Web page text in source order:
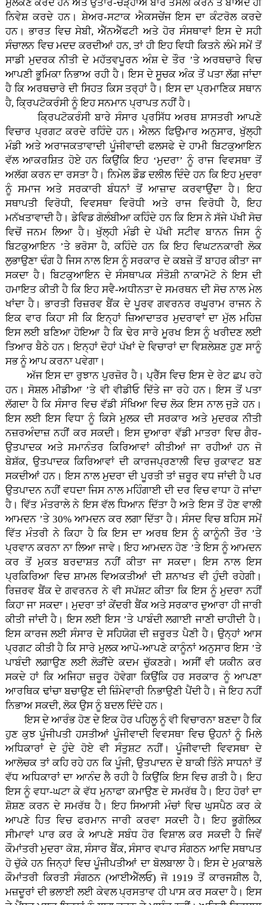
ਮੁਲੰਕਣ ਕਰਦੇ ਹਨ ਅਤੇ ਉਤਾਰ-ਚੜ੍ਹਾਅ ਬਾਰੇ ਤਸੱਲੀ ਕਰਨ ਤੋਂ ਬਾਅਦ ਹੀ
ਨਿਵੇਸ਼ ਕਰਦੇ ਹਨ। ਸ਼ੇਅਰ-ਸਟਾਕ ਐਕਸਚੇਂਜ ਇਸ ਦਾ ਕੰਟਰੋਲ ਕਰਦੇ
ਹਨ। ਭਾਰਤ ਵਿਚ ਸੇਬੀ, ਐੱਨਐੱਫਟੀ ਅਤੇ ਹੋਰ ਸੰਸਥਾਵਾਂ ਇਸ ਦੇ ਸਹੀ
ਸੰਚਾਲਨ ਵਿਚ ਮਦਦ ਕਰਦੀਆਂ ਹਨ, ਤਾਂ ਹੀ ਇਹ ਵਿਧੀ ਕਿਤਨੇ ਲੰਮੇ ਸਮੇਂ ਤੋਂ
ਸਾਡੀ ਮੁਦਰਕ ਨੀਤੀ ਦੇ ਮਹੱਤਵਪੂਰਨ ਅੰਸ਼ ਦੇ ਤੌਰ ’ਤੇ ਅਰਥਚਾਰੇ ਵਿਚ
ਆਪਣੀ ਭੂਮਿਕਾ ਨਿਭਾਅ ਰਹੀ ਹੈ। ਇਸ ਦੇ ਸੂਚਕ ਅੰਕ ਤੋਂ ਪਤਾ ਲੱਗ ਜਾਂਦਾ
ਹੈ ਕਿ ਅਰਥਚਾਰੇ ਦੀ ਸਿਹਤ ਕਿਸ ਤਰ੍ਹਾਂ ਹੈ। ਇਸ ਦਾ ਪ੍ਰਮਾਣਿਕ ਸਥਾਨ
ਹੈ, ਕ੍ਰਿਪਟੋਕਰੰਸੀ ਨੂੰ ਇਹ ਸਨਮਾਨ ਪ੍ਰਾਪਤ ਨਹੀਂ ਹੈ।
ਕ੍ਰਿਪਟੋਕਰੰਸੀ ਬਾਰੇ ਸੰਸਾਰ ਪ੍ਰਸਿੱਧ ਅਰਥ ਸ਼ਾਸਤਰੀ ਆਪਣੇ
ਵਿਚਾਰ ਪ੍ਰਗਟ ਕਰਦੇ ਰਹਿੰਦੇ ਹਨ। ਐਲਨ ਫਿਉਮਾਰ ਅਨੁਸਾਰ, ਖੁੱਲ੍ਹੀ
ਮੰਡੀ ਅਤੇ ਅਰਾਜਕਤਾਵਾਦੀ ਪੂੰਜੀਵਾਦੀ ਫਲਸਫੇ ਦੇ ਹਾਮੀ ਬਿਟਕੁਆਇਨ
ਵੱਲ ਆਕਰਸ਼ਿਤ ਹੋਏ ਹਨ ਕਿਉਂਕਿ ਇਹ ‘ਮੁਦਰਾ’ ਨੂੰ ਰਾਜ ਵਿਵਸਥਾ ਤੋਂ
ਅਲੱਗ ਕਰਨ ਦਾ ਰਸਤਾ ਹੈ। ਨਿਮੇਲ ਡੌਡ ਦਲੀਲ ਦਿੰਦੇ ਹਨ ਕਿ ਇਹ ਮੁਦਰਾ
ਨੂੰ ਸਮਾਜ ਅਤੇ ਸਰਕਾਰੀ ਬੰਧਨਾਂ ਤੋਂ ਆਜ਼ਾਦ ਕਰਵਾਉਂਦਾ ਹੈ। ਇਹ
ਸਥਾਪਤੀ ਵਿਰੋਧੀ, ਵਿਵਸਥਾ ਵਿਰੋਧੀ ਅਤੇ ਰਾਜ ਵਿਰੋਧੀ ਹੈ, ਇਹ
ਮਨੱਖਤਾਵਾਦੀ ਹੈ। ਡੇਵਿਡ ਗੋਲੰਬੀਆ ਕਹਿੰਦੇ ਹਨ ਕਿ ਇਸ ਨੇ ਸੱਜੇ ਪੱਖੀ ਸੋਚ
ਵਿਚੋਂ ਜਨਮ ਲਿਆ ਹੈ। ਖੁੱਲ੍ਹੀ ਮੰਡੀ ਦੇ ਪੱਖੀ ਸਟੀਵ ਬਾਨਨ ਜਿਸ ਨੂੰ
ਬਿਟਕੁਆਇਨ ’ਤੇ ਭਰੋਸਾ ਹੈ, ਕਹਿੰਦੇ ਹਨ ਕਿ ਇਹ ਵਿਘਟਨਕਾਰੀ ਲੋਕ
ਲੁਭਾਉਣਾ ਢੰਗ ਹੈ ਜਿਸ ਨਾਲ ਇਸ ਨੂੰ ਸਰਕਾਰ ਦੇ ਕਬਜ਼ੇ ਤੋਂ ਬਾਹਰ ਕੀਤਾ ਜਾ
ਸਕਦਾ ਹੈ। ਬਿਟਕੁਆਇਨ ਦੇ ਸੰਸਥਾਪਕ ਸੰਤੋਸ਼ੀ ਨਾਕਾਮੋਟੋ ਨੇ ਇਸ ਦੀ
ਹਮਾਇਤ ਕੀਤੀ ਹੈ ਕਿ ਇਹ ਸਵੈ-ਅਧੀਨਤਾ ਦੇ ਸਮਰਥਨ ਦੀ ਸੋਚ ਨਾਲ ਮੇਲ
ਖਾਂਦਾ ਹੈ। ਭਾਰਤੀ ਰਿਜ਼ਰਵ ਬੈਂਕ ਦੇ ਪੂਰਵ ਗਵਰਨਰ ਰਘੂਰਾਮ ਰਾਜਨ ਨੇ
ਇਕ ਵਾਰ ਕਿਹਾ ਸੀ ਕਿ ਇਨ੍ਹਾਂ ਜ਼ਿਆਦਾਤਰ ਮੁਦਰਾਵਾਂ ਦਾ ਮੁੱਲ ਮਹਿਜ਼
ਇਸ ਲਈ ਬਣਿਆ ਹੋਇਆ ਹੈ ਕਿ ਢੇਰ ਸਾਰੇ ਮੂਰਖ ਇਸ ਨੂੰ ਖਰੀਦਣ ਲਈ
ਤਿਆਰ ਬੈਠੇ ਹਨ। ਇਨ੍ਹਾਂ ਦੋਹਾਂ ਪੱਖਾਂ ਦੇ ਵਿਚਾਰਾਂ ਦਾ ਵਿਸ਼ਲੇਸ਼ਣ ਹੁਣ ਸਾਨੂੰ
ਸਭ ਨੂੰ ਆਪ ਕਰਨਾ ਪਵੇਗਾ।
ਅੱਜ ਇਸ ਦਾ ਰੁਝਾਨ ਪੁਰਜ਼ੋਰ ਹੈ। ਪ੍ਰੈੱਸ ਵਿਚ ਇਸ ਦੇ ਰੇਟ ਛਪ ਰਹੇ
ਹਨ। ਸੋਸ਼ਲ ਮੀਡੀਆ ’ਤੇ ਵੀ ਵੀਡੀਓ ਦਿੱਤੇ ਜਾ ਰਹੇ ਹਨ। ਇਸ ਤੋਂ ਪਤਾ
ਲੱਗਦਾ ਹੈ ਕਿ ਸੰਸਾਰ ਵਿਚ ਵੱਡੀ ਸੰਖਿਆ ਵਿਚ ਲੋਕ ਇਸ ਨਾਲ ਜੁੜੇ ਹਨ।
ਇਸ ਲਈ ਇਸ ਵਿਧਾ ਨੂੰ ਕਿਸੇ ਮੁਲਕ ਦੀ ਸਰਕਾਰ ਅਤੇ ਮੁਦਰਕ ਨੀਤੀ
ਨਜ਼ਰਅੰਦਾਜ਼ ਨਹੀਂ ਕਰ ਸਕਦੀ। ਇਸ ਦੁਆਰਾ ਵੱਡੀ ਮਾਤਰਾ ਵਿਚ ਗੈਰ-
ਉਤਪਾਦਕ ਅਤੇ ਸਮਾਨੰਤਰ ਕਿਰਿਆਵਾਂ ਕੀਤੀਆਂ ਜਾ ਰਹੀਆਂ ਹਨ ਜੋ
ਬੇਸ਼ੱਕ, ਉਤਪਾਦਕ ਕਿਰਿਆਵਾਂ ਦੀ ਕਾਰਜਪ੍ਰਣਾਲੀ ਵਿਚ ਰੁਕਾਵਟ ਬਣ
ਸਕਦੀਆਂ ਹਨ। ਇਸ ਨਾਲ ਮੁਦਰਾ ਦੀ ਪੂਰਤੀ ਤਾਂ ਜ਼ਰੂਰ ਵਧ ਜਾਂਦੀ ਹੈ ਪਰ
ਉਤਪਾਦਨ ਨਹੀਂ ਵਧਦਾ ਜਿਸ ਨਾਲ ਮਹਿੰਗਾਈ ਦੀ ਦਰ ਵਿਚ ਵਾਧਾ ਹੋ ਜਾਂਦਾ
ਹੈ। ਵਿੱਤ ਮੰਤਰਾਲੇ ਨੇ ਇਸ ਵੱਲ ਧਿਆਨ ਦਿੱਤਾ ਹੈ ਅਤੇ ਇਸ ਤੋਂ ਹੋਣ ਵਾਲੀ
ਆਮਦਨ ’ਤੇ 30% ਆਮਦਨ ਕਰ ਲਗਾ ਦਿੱਤਾ ਹੈ। ਸੰਸਦ ਵਿਚ ਬਹਿਸ ਸਮੇਂ
ਵਿੱਤ ਮੰਤਰੀ ਨੇ ਕਿਹਾ ਹੈ ਕਿ ਇਸ ਦਾ ਅਰਥ ਇਸ ਨੂੰ ਕਾਨੂੰਨੀ ਤੌਰ ’ਤੇ
ਪ੍ਰਵਾਨ ਕਰਨਾ ਨਾ ਲਿਆ ਜਾਵੇ। ਇਹ ਆਮਦਨ ਹੋਣ ’ਤੇ ਇਸ ਨੂੰ ਆਮਦਨ
ਕਰ ਤੋਂ ਮੁਕਤ ਬਰਦਾਸ਼ਤ ਨਹੀਂ ਕੀਤਾ ਜਾ ਸਕਦਾ। ਇਸ ਨਾਲ ਇਸ
ਪ੍ਰਕਿਰਿਆ ਵਿਚ ਸ਼ਾਮਲ ਵਿਅਕਤੀਆਂ ਦੀ ਸ਼ਨਾਖਤ ਵੀ ਹੁੰਦੀ ਰਹੇਗੀ।
ਰਿਜ਼ਰਵ ਬੈਂਕ ਦੇ ਗਵਰਨਰ ਨੇ ਵੀ ਸਪੱਸ਼ਟ ਕੀਤਾ ਕਿ ਇਸ ਨੂੰ ਮੁਦਰਾ ਨਹੀਂ
ਕਿਹਾ ਜਾ ਸਕਦਾ। ਮੁਦਰਾ ਤਾਂ ਕੇਂਦਰੀ ਬੈਂਕ ਅਤੇ ਸਰਕਾਰ ਦੁਆਰਾ ਹੀ ਜਾਰੀ
ਕੀਤੀ ਜਾਂਦੀ ਹੈ। ਇਸ ਲਈ ਇਸ ’ਤੇ ਪਾਬੰਦੀ ਲਗਾਈ ਜਾਣੀ ਚਾਹੀਦੀ ਹੈ।
ਇਸ ਕਾਰਜ ਲਈ ਸੰਸਾਰ ਦੇ ਸਹਿਯੋਗ ਦੀ ਜ਼ਰੂਰਤ ਪੈਣੀ ਹੈ। ਉਨ੍ਹਾਂ ਆਸ
ਪ੍ਰਗਟ ਕੀਤੀ ਹੈ ਕਿ ਸਾਰੇ ਮੁਲਕ ਆਪੋ-ਆਪਣੇ ਕਾਨੂੰਨਾਂ ਅਨੁਸਾਰ ਇਸ ’ਤੇ
ਪਾਬੰਦੀ ਲਗਾਉਣ ਲਈ ਲੋੜੀਂਦੇ ਕਦਮ ਚੁੱਕਣਗੇ। ਅਸੀਂ ਵੀ ਯਕੀਨ ਕਰ
ਸਕਦੇ ਹਾਂ ਕਿ ਅਜਿਹਾ ਜ਼ਰੂਰ ਹੋਵੇਗਾ ਕਿਉਂਕਿ ਹਰ ਸਰਕਾਰ ਨੂੰ ਆਪਣਾ
ਆਰਥਿਕ ਢਾਂਚਾ ਬਚਾਉਣ ਦੀ ਜ਼ਿੰਮੇਵਾਰੀ ਨਿਭਾਉਣੀ ਪੈਂਦੀ ਹੈ। ਜੋ ਇਹ ਨਹੀਂ
ਨਿਭਾਅ ਸਕਦੀ, ਲੋਕ ਉਸ ਨੂੰ ਬਦਲ ਦਿੰਦੇ ਹਨ।
ਇਸ ਦੇ ਆਰੰਭ ਹੋਣ ਦੇ ਇਕ ਹੋਰ ਪਹਿਲੂ ਨੂੰ ਵੀ ਵਿਚਾਰਨਾ ਬਣਦਾ ਹੈ ਕਿ
ਹੁਣ ਕੁਝ ਪੂੰਜੀਪਤੀ ਹਸਤੀਆਂ ਪੂੰਜੀਵਾਦੀ ਵਿਵਸਥਾ ਵਿਚ ਉਹਨਾਂ ਨੂੰ ਮਿਲੇ
ਅਧਿਕਾਰਾਂ ਦੇ ਹੁੰਦੇ ਹੋਏ ਵੀ ਸੰਤੁਸ਼ਟ ਨਹੀਂ। ਪੂੰਜੀਵਾਦੀ ਵਿਵਸਥਾ ਦੇ
ਆਲੋਚਕ ਤਾਂ ਕਹਿ ਰਹੇ ਹਨ ਕਿ ਪੂੰਜੀ, ਉਤਪਾਦਨ ਦੇ ਬਾਕੀ ਤਿੰਨੇ ਸਾਧਨਾਂ ਤੋਂ
ਵੱਧ ਅਧਿਕਾਰਾਂ ਦਾ ਆਨੰਦ ਲੈ ਰਹੀ ਹੈ ਕਿਉਂਕਿ ਇਸ ਵਿਚ ਗਤੀ ਹੈ। ਇਹ
ਇਸ ਨੂੰ ਵਧਾ-ਘਟਾ ਕੇ ਵੱਧ ਮੁਨਾਫਾ ਕਮਾਉਣ ਦੇ ਸਮਰੱਥ ਹੈ। ਇਹ ਹੋਰਾਂ ਦਾ
ਸ਼ੋਸ਼ਣ ਕਰਨ ਦੇ ਸਮਰੱਥ ਹੈ। ਇਹ ਸਿਆਸੀ ਮੰਚਾਂ ਵਿਚ ਘੁਸਪੈਠ ਕਰ ਕੇ
ਆਪਣੇ ਹਿਤ ਵਿਚ ਫਰਮਾਨ ਜਾਰੀ ਕਰਵਾ ਸਕਦੀ ਹੈ। ਇਹ ਭੂਗੋਲਿਕ
ਸੀਮਾਵਾਂ ਪਾਰ ਕਰ ਕੇ ਆਪਣੇ ਸਬੰਧ ਹੋਰ ਵਿਸ਼ਾਲ ਕਰ ਸਕਦੀ ਹੈ ਜਿਵੇਂ
ਕੌਮਾਂਤਰੀ ਮੁਦਰਾ ਕੋਸ਼, ਸੰਸਾਰ ਬੈਂਕ, ਸੰਸਾਰ ਵਪਾਰ ਸੰਗਠਨ ਆਦਿ ਸਥਾਪਤ
ਹੋ ਚੁੱਕੇ ਹਨ ਜਿਨ੍ਹਾਂ ਵਿਚ ਪੂੰਜੀਪਤੀਆਂ ਦਾ ਬੋਲਬਾਲਾ ਹੈ। ਇਸ ਦੇ ਮੁਕਾਬਲੇ
ਕੌਮਾਂਤਰੀ ਕਿਰਤੀ ਸੰਗਠਨ (ਆਈਐੱਲਓ) ਜੋ 1919 ਤੋਂ ਕਾਰਜਸ਼ੀਲ ਹੈ,
ਮਜ਼ਦੂਰਾਂ ਦੀ ਭਲਾਈ ਲਈ ਕੇਵਲ ਪ੍ਰਸਤਾਵ ਹੀ ਪਾਸ ਕਰ ਸਕਦਾ ਹੈ। ਇਸ